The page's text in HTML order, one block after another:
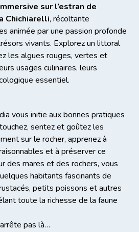
sur l’estran de
Chichiarelli, récoltante
animée par une passion profonde
vivants. Explorez un littoral
les algues rouges, vertes et
usages culinaires, leurs
essentiel.
vous initie aux bonnes pratiques
sentez et goûtez les
sur le rocher, apprenez à
et à préserver ce
des mares et des rochers, vous
habitants fascinants de
petits poissons et autres
toute la richesse de la faune
pas là…